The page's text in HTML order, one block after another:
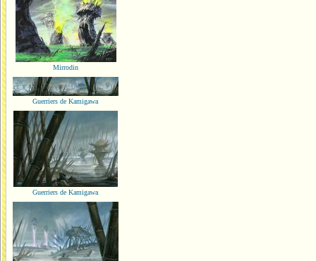
Mirrodin
Guerriers de Kamigawa
Guerriers de Kamigawa